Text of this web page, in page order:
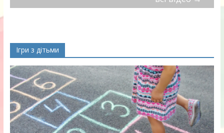
Ігри з дітьми